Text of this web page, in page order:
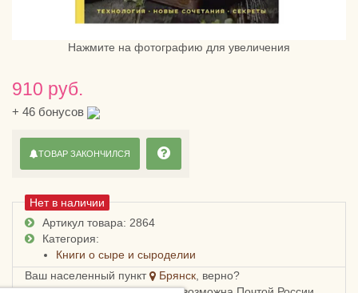
Нажмите на фотографию для увеличения
910 руб.
+ 46 бонусов
Нет в наличии
Артикул товара: 2864
Категория:
Книги о сыре и сыроделии
Ваш населенный пункт
Брянск , верно?
ТОВАР ЗАКОНЧИЛСЯ